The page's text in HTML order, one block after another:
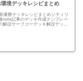
環境デッキレシピまとめ
優勝デッキレシピまとめシティリ
note記事のデッキ作成テンプレー
解説サーフゴーデッキ解説デッキ